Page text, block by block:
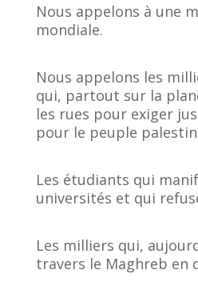
Nous appelons à une
mondiale.
Nous appelons les
qui, partout sur la
les rues pour exiger
pour le peuple
Les étudiants qui
universités et qui
Les milliers qui,
travers le Maghreb en